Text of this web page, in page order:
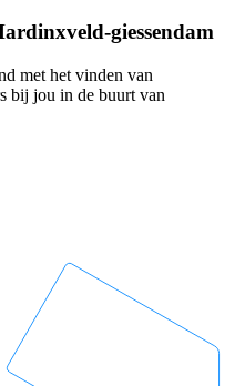
giessendam
met het vinden van
bij jou in de buurt van